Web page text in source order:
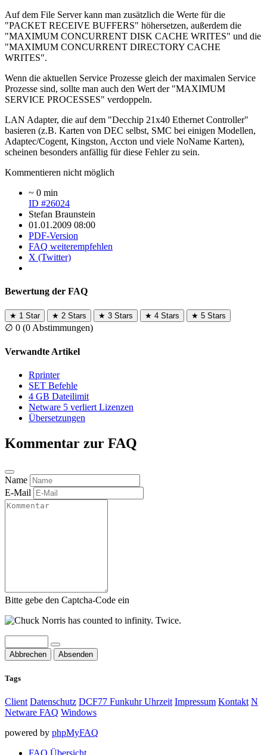
Auf dem File Server kann man zusätzlich die Werte für die
"PACKET RECEIVE BUFFERS" höhersetzen, außerdem die
"MAXIMUM CONCURRENT DISK CACHE WRITES" und die
"MAXIMUM CONCURRENT DIRECTORY CACHE
WRITES".
Wenn die aktuellen Service Prozesse gleich der maximalen Service
Prozesse sind, sollte man auch den Wert der "MAXIMUM
SERVICE PROCESSES" verdoppeln.
LAN Adapter, die auf dem "Decchip 21x40 Ethernet Controller"
basieren (z.B. Karten von DEC selbst, SMC bei einigen Modellen,
Adaptec/Cogent, Kingston, Accton und viele NoName Karten),
scheinen besonders anfällig für diese Fehler zu sein.
Kommentieren nicht möglich
~ 0 min
ID #26024
Stefan Braunstein
01.01.2009 08:00
PDF-Version
FAQ weiterempfehlen
X (Twitter)
Bewertung der FAQ
★ 1 Star ★ 2 Stars ★ 3 Stars ★ 4 Stars ★ 5 Stars
∅ 0 (0 Abstimmungen)
Verwandte Artikel
Rprinter
SET Befehle
4 GB Dateilimit
Netware 5 verliert Lizenzen
Übersetzungen
Kommentar zur FAQ
Name
E-Mail
Bitte gebe den Captcha-Code ein
Abbrechen Absenden
Tags
Client Datenschutz DCF77 Funkuhr Uhrzeit Impressum Kontakt N
Netware FAQ Windows
powered by phpMyFAQ
FAQ Übersicht